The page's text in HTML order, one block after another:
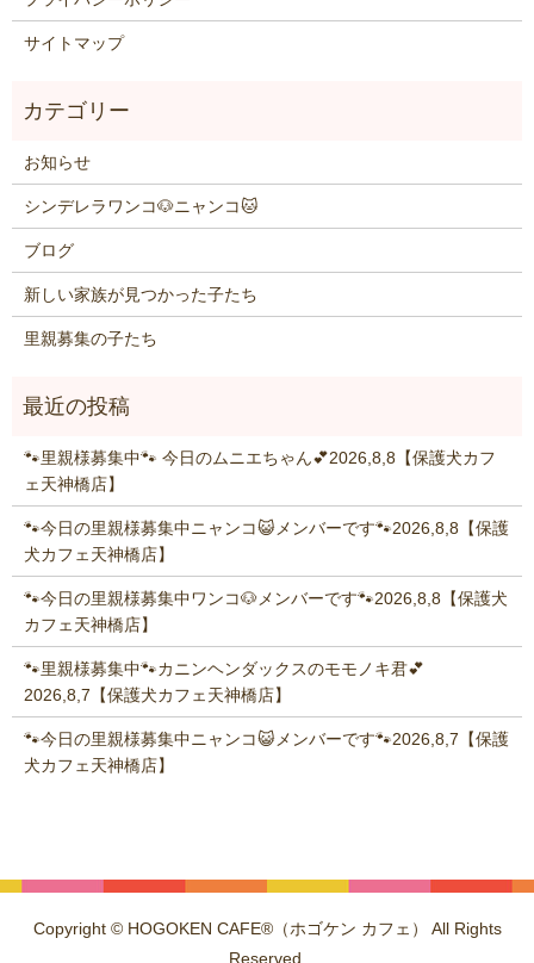
サイトマップ
お知らせ
シンデレラワンコ🐶ニャンコ🐱
ブログ
新しい家族が見つかった子たち
里親募集の子たち
🐾里親様募集中🐾 今日のムニエちゃん💕2026,8,8【保護犬カフ
ェ天神橋店】
🐾今日の里親様募集中ニャンコ😺メンバーです🐾2026,8,8【保護
犬カフェ天神橋店】
🐾今日の里親様募集中ワンコ🐶メンバーです🐾2026,8,8【保護犬
カフェ天神橋店】
🐾里親様募集中🐾カニンヘンダックスのモモノキ君💕
2026,8,7【保護犬カフェ天神橋店】
🐾今日の里親様募集中ニャンコ😺メンバーです🐾2026,8,7【保護
犬カフェ天神橋店】
Copyright © HOGOKEN CAFE®（ホゴケン カフェ） All Rights
Reserved.